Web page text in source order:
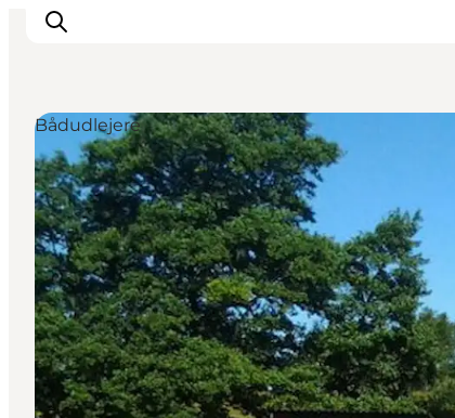
Oplevelser
Det sker
Planlæg dit besøg
Inspiration
Bådudlejere